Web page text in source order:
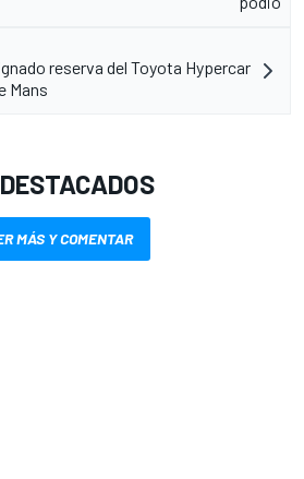
reserva del Toyota Hypercar
Mans
MÁS Y COMENTAR